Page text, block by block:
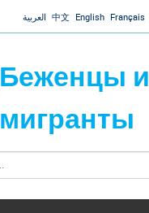
Jump to navigationالعربية 中文 English Français
Беженцы и
мигранты